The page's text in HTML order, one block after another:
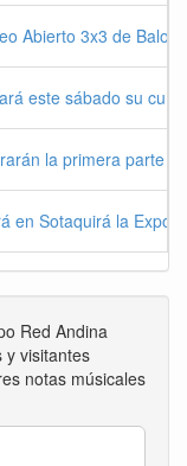
Abierto 3x3 de
este sábado su
la primera parte
en Sotaquirá la
Red Andina
y visitantes
notas músicales